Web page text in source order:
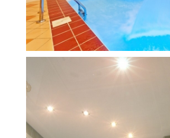
Площадь 43 м Стоимость